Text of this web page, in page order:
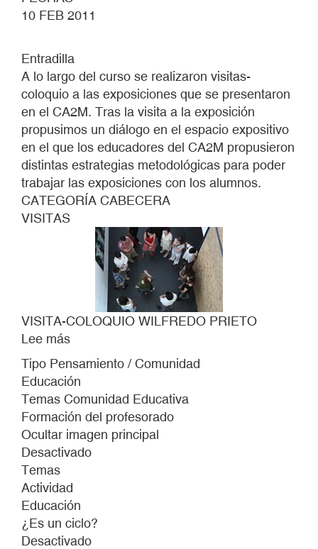
10 FEB 2011
Entradilla
A lo largo del curso se realizaron visitas-
coloquio a las exposiciones que se presentaron
en el CA2M. Tras la visita a la exposición
propusimos un diálogo en el espacio expositivo
en el que los educadores del CA2M propusieron
distintas estrategias metodológicas para poder
trabajar las exposiciones con los alumnos.
CATEGORÍA CABECERA
VISITAS
VISITA-COLOQUIO WILFREDO PRIETO
Lee más
VISITA-
COLOQUIO
WILFREDO
PRIETO
Tipo Pensamiento / Comunidad
Educación
Temas Comunidad Educativa
Formación del profesorado
Ocultar imagen principal
Desactivado
Temas
Actividad
Educación
¿Es un ciclo?
Desactivado